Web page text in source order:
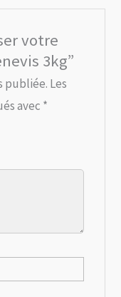
votre
3kg”
publiée. Les
avec *